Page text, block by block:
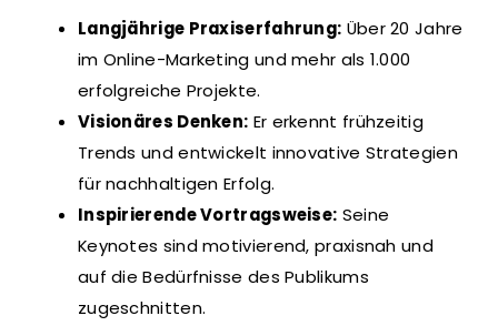
Langjährige Praxiserfahrung: Über 20 Jahre
im Online-Marketing und mehr als 1.000
erfolgreiche Projekte.
Visionäres Denken: Er erkennt frühzeitig
Trends und entwickelt innovative Strategien
für nachhaltigen Erfolg.
Inspirierende Vortragsweise: Seine
Keynotes sind motivierend, praxisnah und
auf die Bedürfnisse des Publikums
zugeschnitten.